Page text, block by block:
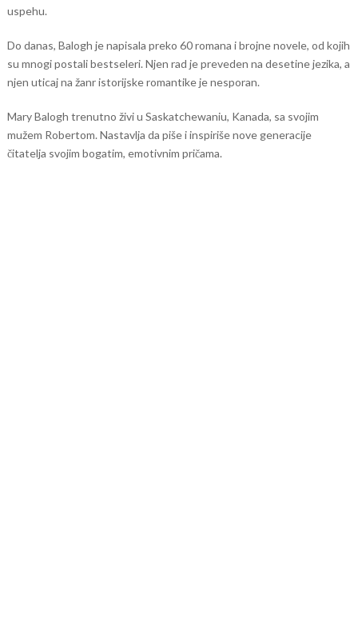
uspehu.
Do danas, Balogh je napisala preko 60 romana i brojne novele, od kojih
su mnogi postali bestseleri. Njen rad je preveden na desetine jezika, a
njen uticaj na žanr istorijske romantike je nesporan.
Mary Balogh trenutno živi u Saskatchewaniu, Kanada, sa svojim
mužem Robertom. Nastavlja da piše i inspiriše nove generacije
čitatelja svojim bogatim, emotivnim pričama.